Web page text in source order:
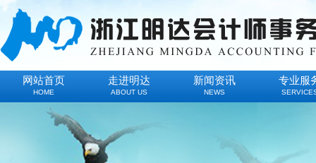
网站首页
HOME
走进明达
ABOUT US
新闻资讯
NEWS
专业服